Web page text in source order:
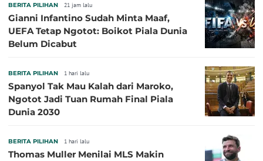
BERITA PILIHAN 21 jam lalu
Gianni Infantino Sudah Minta Maaf,
UEFA Tetap Ngotot: Boikot Piala Dunia
Belum Dicabut
BERITA PILIHAN 1 hari lalu
Spanyol Tak Mau Kalah dari Maroko,
Ngotot Jadi Tuan Rumah Final Piala
Dunia 2030
BERITA PILIHAN 1 hari lalu
Thomas Muller Menilai MLS Makin